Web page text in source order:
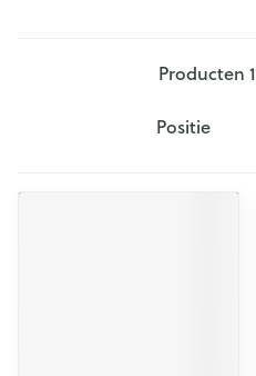
Producten 1
Sorteer op: